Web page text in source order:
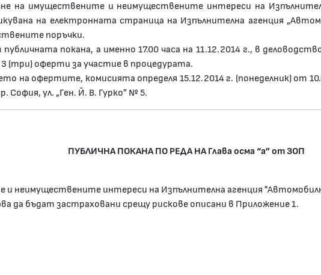
на имуществените и неимуществените интереси на
на електронната страница на Изпълнителна агенция
поръчки.
покана, а именно 17.00 часа на 11.12.2014 г., в
(три) оферти за участие в процедурата.
на офертите, комисията определя 15.12.2014 г. (понеделник) от
София, ул. „Ген. Й. В. Гурко” № 5.
ПУБЛИЧНА ПОКАНА ПО РЕДА НА Глава осма “а” от ЗОП
и неимуществените интереси на Изпълнителна агенция
да бъдат застраховани срещу рискове описани в Приложение 1.